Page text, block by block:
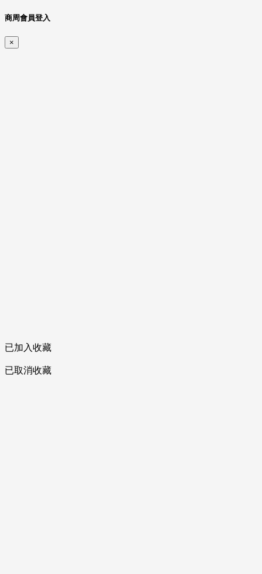
商周會員登入
×
已加入收藏
已取消收藏